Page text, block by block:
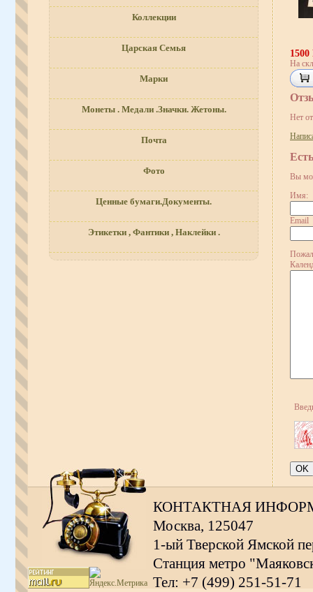
Коллекции
Царская Семья
Марки
Монеты . Медали .Значки. Жетоны.
Почта
Фото
Ценные бумаги.Документы.
Этикетки , Фантики , Наклейки .
На
Нет
Вы
Имя:
Email
КОНТАКТНАЯ
Москва, 125047
1-ый Тверской Ямской
Станция метро
Тел: +7 (499) 251-51-71